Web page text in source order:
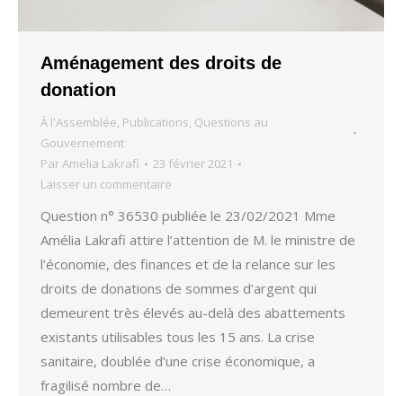
Aménagement des droits de
donation
À l'Assemblée, Publications, Questions au
Gouvernement
ParAmelia Lakrafi
23 février 2021
Laisser un commentaire
Question n° 36530 publiée le 23/02/2021 Mme
Amélia Lakrafi attire l’attention de M. le ministre de
l’économie, des finances et de la relance sur les
droits de donations de sommes d’argent qui
demeurent très élevés au-delà des abattements
existants utilisables tous les 15 ans. La crise
sanitaire, doublée d’une crise économique, a
fragilisé nombre de…